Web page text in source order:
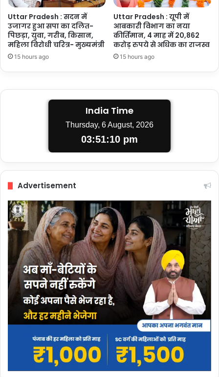
Uttar Pradesh : सदन में
उजागर हुआ सपा का दलित-
पिछड़ा, युवा, गरीब, किसान,
महिला विरोधी चरित्र- मुख्यमंत्री
15 hours ago
Uttar Pradesh : यूपी में
आबकारी विभाग का नया
कीर्तिमान, 4 माह में 20,862
करोड़ रुपये से अधिक का राजस्व
15 hours ago
India Time
Thursday, 6 August, 2026
03:51:11 pm
Advertisement